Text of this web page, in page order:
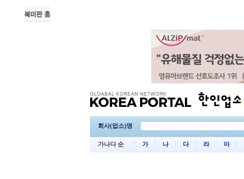
회사(업소)명
가나다 순 가 나 다 라 마